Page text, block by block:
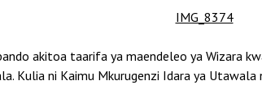
akitoa taarifa ya maendeleo ya Wizara
Kulia ni Kaimu Mkurugenzi Idara ya